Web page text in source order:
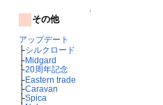
↑
その他
アップデート
├シルクロード
├Midgard
├20周年記念
├Eastern trade
├Caravan
├Spica